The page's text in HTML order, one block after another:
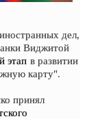
дел,
Виджитой
этап в развитии
карту".
принял